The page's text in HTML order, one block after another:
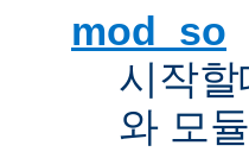
mod_so
시작
와 모